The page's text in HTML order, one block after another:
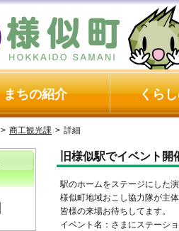
まちの紹介 くら
> 商工観光課 > 詳細
旧様似駅でイベント開
駅のホームをステージにした
様似町地域おこし協力隊が主
皆様の来場お待ちしてます。
イベント名：さまにステーシ